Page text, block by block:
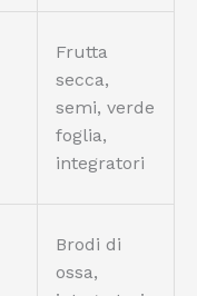
Frutta
secca,
semi, verde
foglia,
integratori
Brodi di
ossa,